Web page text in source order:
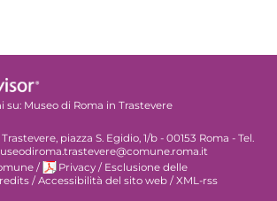
su: Museo di Roma in Trastevere
piazza S. Egidio, 1/b - 00153 Roma - Tel.
/ Privacy / Esclusione delle
/Accessibilità del sito web /XML-rss